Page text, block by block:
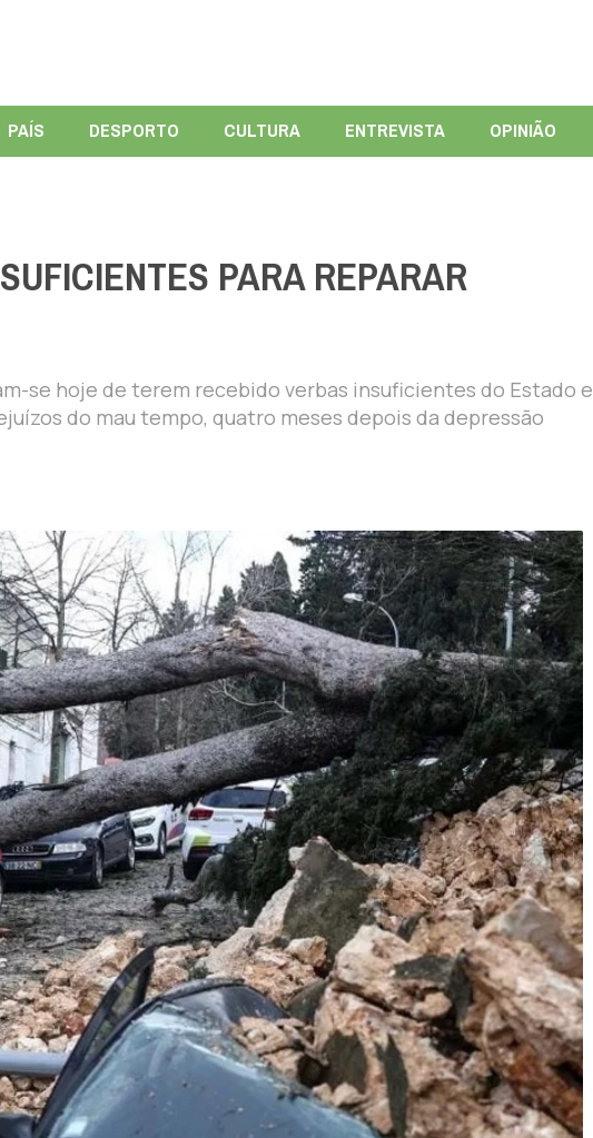
PAÍS DESPORTO CULTURA ENTREVISTA OPINIÃO
PARA REPARAR
se hoje de terem recebido verbas insuficientes do Estado e
do mau tempo, quatro meses depois da depressão